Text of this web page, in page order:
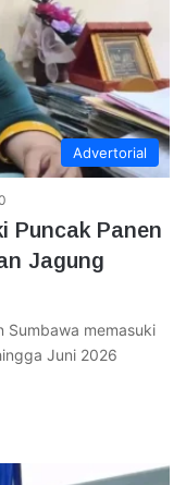
Advertorial
Puncak Panen
Jagung
Sumbawa memasuki
Juni 2026